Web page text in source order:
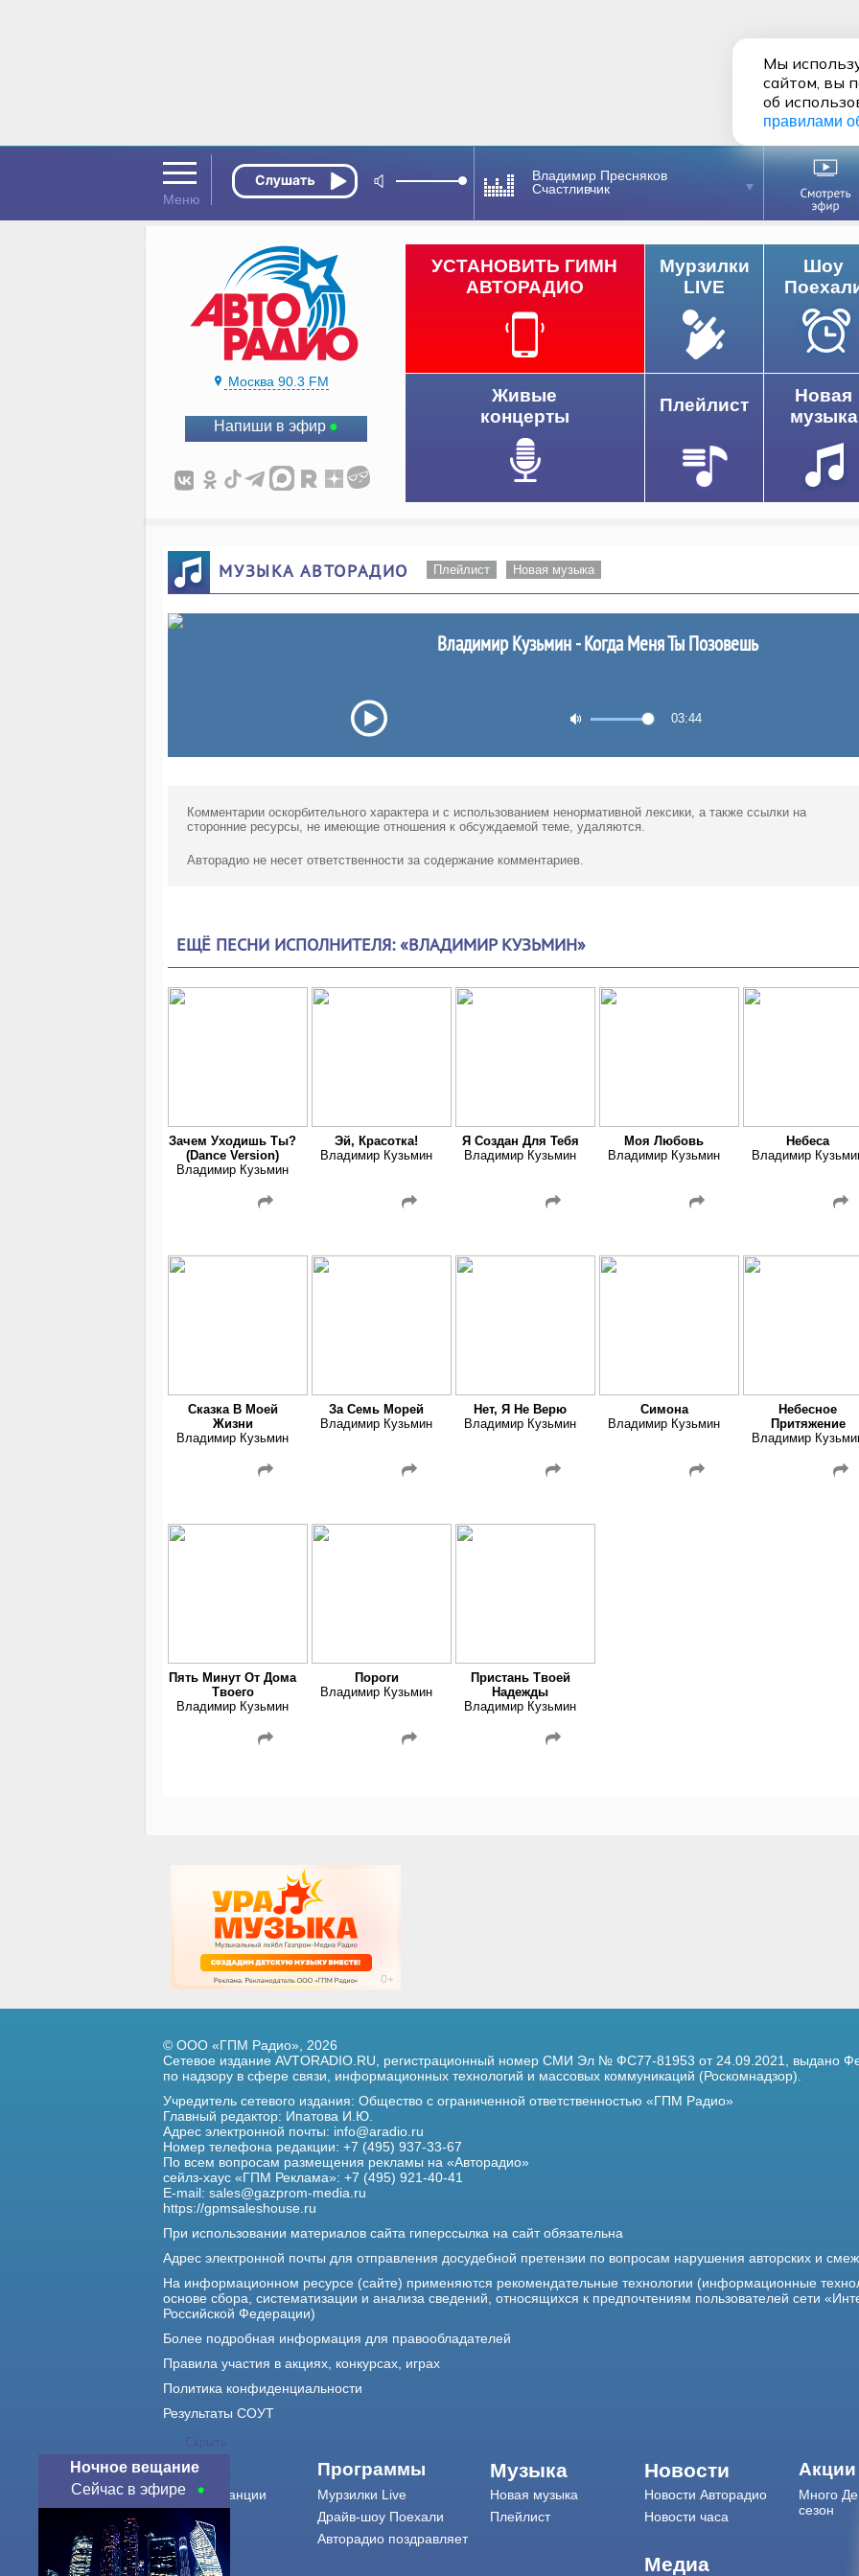
Владимир Пресняков
Счастливчик
Москва 90.3 FM
Напиши в эфир
УСТАНОВИТЬ ГИМН
АВТОРАДИО
Мурзилки
LIVE
Шоу
Живые
концерты
Плейлист
Новая
музыка
МУЗЫКА АВТОРАДИО Плейлист Новая музыка
Владимир Кузьмин - Когда Меня Ты Позовешь
03:44
Комментарии оскорбительного характера и с использованием ненормативной лексики,а также ссылки на
сторонние ресурсы, не имеющие отношения к обсуждаемой теме, удаляются.
Авторадио не несет ответственности за содержание комментариев.
ЕЩЁ ПЕСНИ ИСПОЛНИТЕЛЯ: «ВЛАДИМИР КУЗЬМИН»
Зачем Уходишь Ты?
(Dance Version)
Владимир Кузьмин
Эй, Красотка!
Владимир Кузьмин
Я Создан Для Тебя
Владимир Кузьмин
Моя Любовь
Владимир Кузьмин
Небеса
Владимир
Сказка В Моей
Жизни
Владимир Кузьмин
За Семь Морей
Владимир Кузьмин
Нет, Я Не Верю
Владимир Кузьмин
Симона
Владимир Кузьмин
Небесное
Притяжение
Владимир
Пять Минут От Дома
Твоего
Владимир Кузьмин
Пороги
Владимир Кузьмин
Пристань Твоей
Надежды
Владимир Кузьмин
Скрыть
Ночное вещание
Сейчас в эфире
© ООО «ГПМ Радио», 2026
Сетевое издание AVTORADIO.RU, регистрационный номер СМИ Эл № ФС77-81953 от 24.09.2021,
выдано
по надзору в сфере связи,
информационных технологий и массовых коммуникаций (Роскомнадзор).
Учредитель сетевого издания: Общество с ограниченной ответственностью «ГПМ Радио»
Главный редактор: Ипатова И.Ю.
Адрес электронной почты: info@aradio.ru
Номер телефона редакции: +7 (495) 937-33-67
По всем вопросам размещения рекламы на «Авторадио»
сейлз-хаус «ГПМ Реклама»: +7 (495) 921-40-41
E-mail: sales@gazprom-media.ru
https://gpmsaleshouse.ru
При использовании материалов сайта гиперссылка на сайт обязательна
Адрес электронной почты для отправления досудебной претензии по вопросам нарушения авторских и
На информационном ресурсе (сайте) применяются рекомендательные технологии (информационные
основе сбора, систематизации и анализа сведений, относящихся к предпочтениям пользователей сети
Российской Федерации)
Более подробная информация для правообладателей
Правила участия в акциях, конкурсах, играх
Политика конфиденциальности
Результаты СОУТ
О нас
О радиостанции
Контакты
Реклама
Программы
Мурзилки Live
Драйв-шоу Поехали
Авторадио поздравляет
Музыка
Новая музыка
Плейлист
Новости
Новости Авторадио
Новости часа
Медиа
Много
сезон
Мы
сайтом, вы
об
правилами